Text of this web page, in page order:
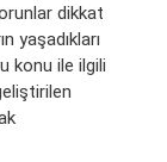
dikkat
yaşadıkları
konu ile ilgili